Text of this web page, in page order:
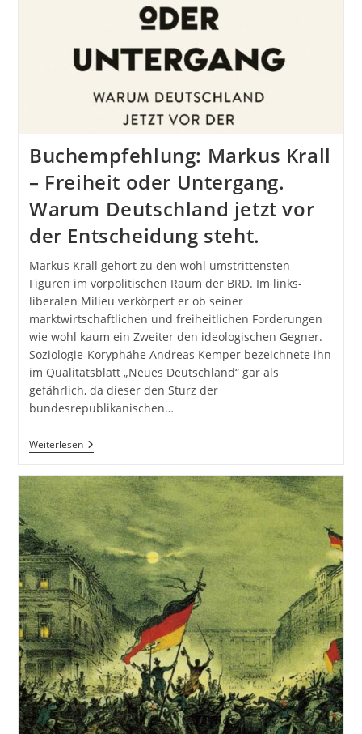
Buchempfehlung: Markus Krall
– Freiheit oder Untergang.
Warum Deutschland jetzt vor
der Entscheidung steht.
Markus Krall gehört zu den wohl umstrittensten
Figuren im vorpolitischen Raum der BRD. Im links-
liberalen Milieu verkörpert er ob seiner
marktwirtschaftlichen und freiheitlichen Forderungen
wie wohl kaum ein Zweiter den ideologischen Gegner.
Soziologie-Koryphähe Andreas Kemper bezeichnete ihn
im Qualitätsblatt „Neues Deutschland“ gar als
gefährlich, da dieser den Sturz der
bundesrepublikanischen…
WeiterlesenBuchempfehlung:
Markus
–
Freiheit
Oder
Untergang.
Warum
Deutschland
Jetzt
Vor
Der
Entscheidung
Steht.